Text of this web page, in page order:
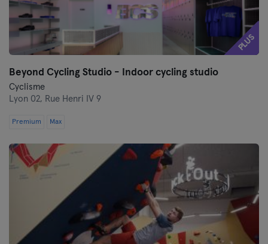
PLUS
Beyond Cycling Studio - Indoor cycling studio
Cyclisme
Lyon 02, Rue Henri IV 9
Premium Max